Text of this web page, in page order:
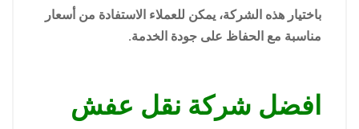
باختيار هذه الشركة، يمكن للعملاء الاستفادة من أسعار
مناسبة مع الحفاظ على جودة الخدمة.
افضل شركة نقل عفش